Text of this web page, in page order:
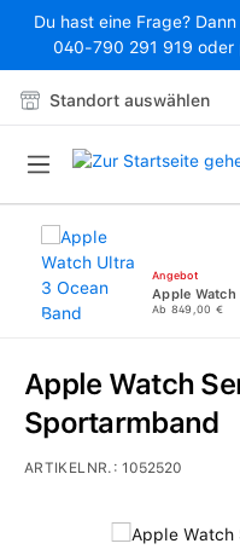
Zum Hauptinhalt springen
Du hast eine Frage?
040-790 291 919 oder
Standort auswählen
Angebot
Apple Watch
Ab 849,00 €
Bildergalerie überspringen
Apple Watch
Sportarmband
ARTIKELNR.:1052520